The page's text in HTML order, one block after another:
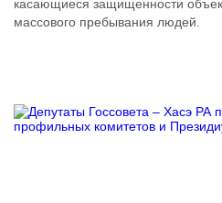
касающиеся защищенности
массового пребывания людей.